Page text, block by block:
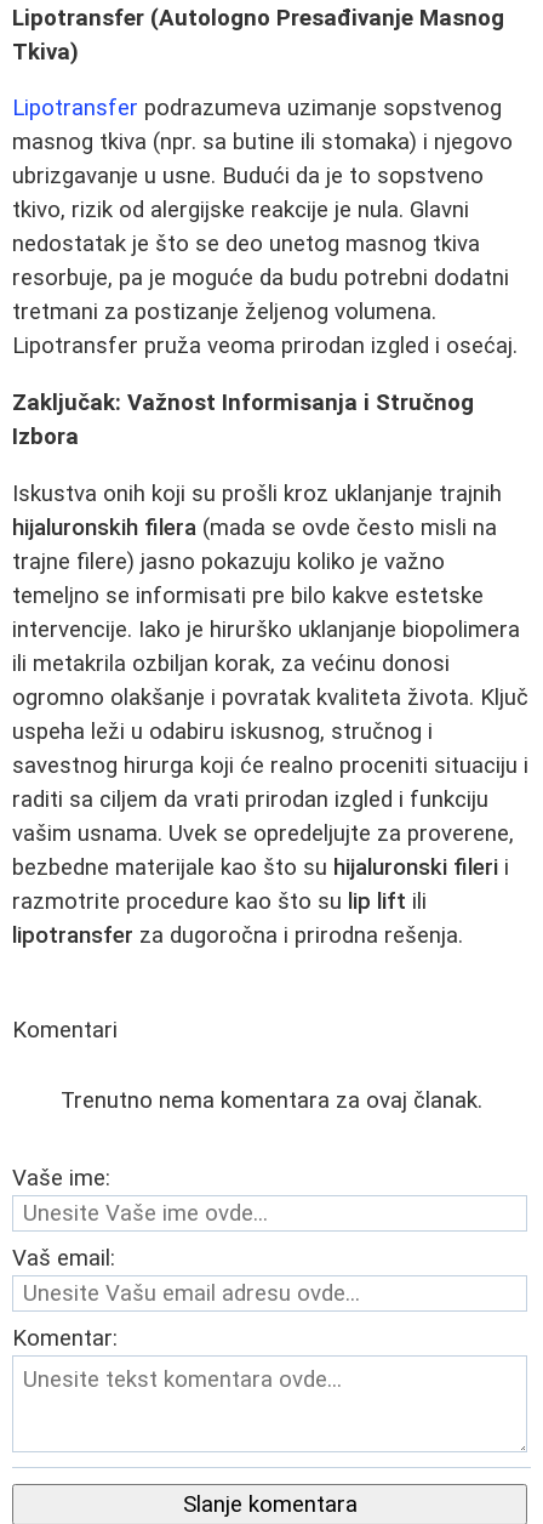
Lipotransfer (Autologno Presađivanje Masnog
Tkiva)
Lipotransfer podrazumeva uzimanje sopstvenog
masnog tkiva (npr. sa butine ili stomaka) i njegovo
ubrizgavanje u usne. Budući da je to sopstveno
tkivo, rizik od alergijske reakcije je nula. Glavni
nedostatak je što se deo unetog masnog tkiva
resorbuje, pa je moguće da budu potrebni dodatni
tretmani za postizanje željenog volumena.
Lipotransfer pruža veoma prirodan izgled i osećaj.
Zaključak: Važnost Informisanja i Stručnog
Izbora
Iskustva onih koji su prošli kroz uklanjanje trajnih
hijaluronskih filera (mada se ovde često misli na
trajne filere) jasno pokazuju koliko je važno
temeljno se informisati pre bilo kakve estetske
intervencije. Iako je hirurško uklanjanje biopolimera
ili metakrila ozbiljan korak, za većinu donosi
ogromno olakšanje i povratak kvaliteta života. Ključ
uspeha leži u odabiru iskusnog, stručnog i
savestnog hirurga koji će realno proceniti situaciju i
raditi sa ciljem da vrati prirodan izgled i funkciju
vašim usnama. Uvek se opredeljujte za proverene,
bezbedne materijale kao što su hijaluronski fileri i
razmotrite procedure kao što su lip lift ili
lipotransfer za dugoročna i prirodna rešenja.
Komentari
Trenutno nema komentara za ovaj članak.
Vaše ime:
Vaš email:
Komentar:
Slanje komentara